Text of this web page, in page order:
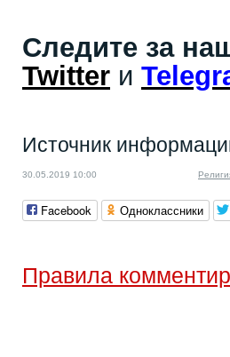
Следите за
Twitter и
Источник
30.05.2019 10:00
Facebook Одноклассники
Правила